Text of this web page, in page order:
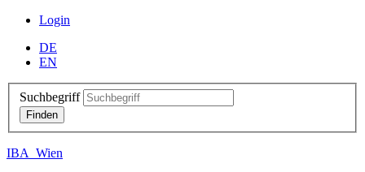
Login
DE
EN
Suchbegriff
IBA_Wien